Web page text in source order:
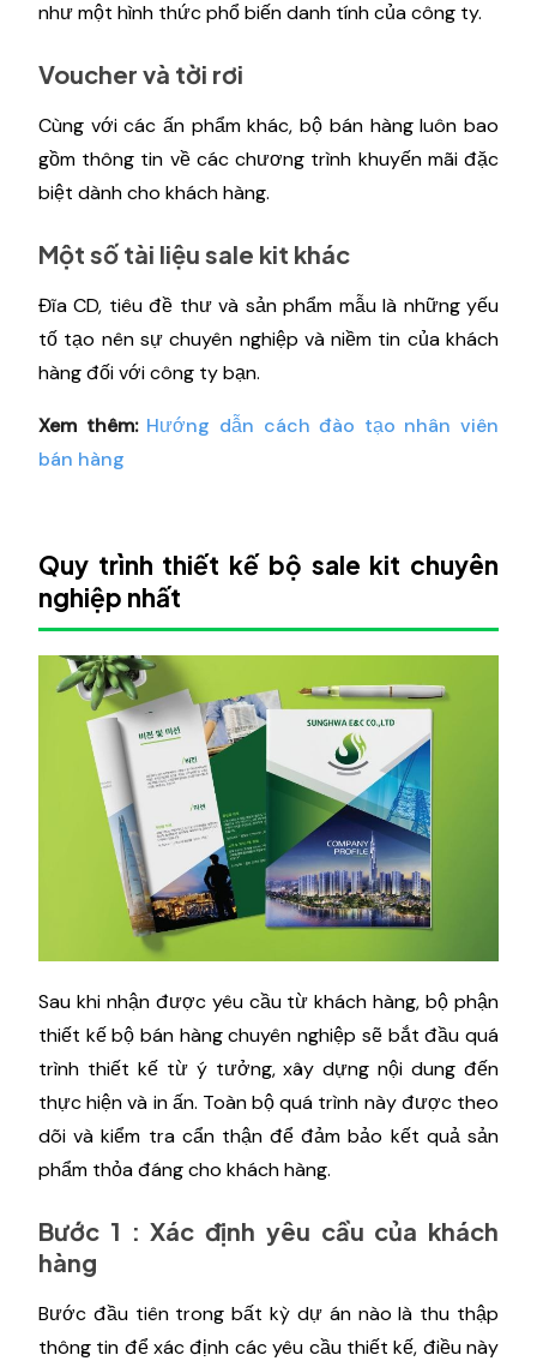
như một hình thức phổ biến danh tính của công ty.
Voucher và tời rơi
Cùng với các ấn phẩm khác, bộ bán hàng luôn bao
gồm thông tin về các chương trình khuyến mãi đặc
biệt dành cho khách hàng.
Một số tài liệu sale kit khác
Đĩa CD, tiêu đề thư và sản phẩm mẫu là những yếu
tố tạo nên sự chuyên nghiệp và niềm tin của khách
hàng đối với công ty bạn.
Xem thêm: Hướng dẫn cách đào tạo nhân viên
bán hàng
Quy trình thiết kế bộ sale kit chuyên
nghiệp nhất
Sau khi nhận được yêu cầu từ khách hàng, bộ phận
thiết kế bộ bán hàng chuyên nghiệp sẽ bắt đầu quá
trình thiết kế từ ý tưởng, xây dựng nội dung đến
thực hiện và in ấn. Toàn bộ quá trình này được theo
dõi và kiểm tra cẩn thận để đảm bảo kết quả sản
phẩm thỏa đáng cho khách hàng.
Bước 1 : Xác định yêu cầu của khách
hàng
Bước đầu tiên trong bất kỳ dự án nào là thu thập
thông tin để xác định các yêu cầu thiết kế, điều này